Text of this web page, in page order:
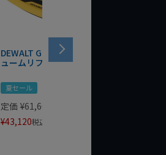
DEWALT GRABO 18V電動バキ
ュームリフター DCE590N-XJ
夏セール
定価 ¥61,600
¥43,120税込